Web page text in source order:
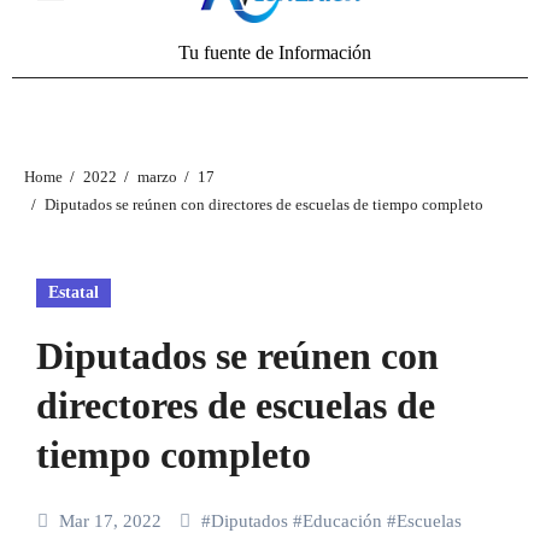
Tu fuente de Información
Home 2022 marzo
17
Diputados se reúnen con directores de escuelas de tiempo completo
Estatal
Diputados se reúnen con
directores de escuelas de
tiempo completo
Mar 17, 2022 #Diputados#Educación #Escuelas